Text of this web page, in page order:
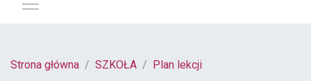
Strona główna SZKOŁA Plan lekcji